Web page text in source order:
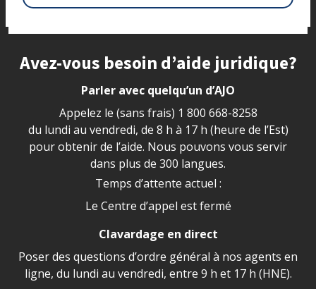
Site footer
Avez-vous besoin d’aide juridique?
Parler avec quelqu’un d’AJO
Appelez le (sans frais) 1 800 668-8258
du lundi au vendredi, de 8 h à 17 h (heure de l’Est)
pour obtenir de l’aide. Nous pouvons vous servir
dans plus de 300 langues.
Temps d’attente actuel :
Le Centre d’appel est fermé
Clavardage en direct
Poser des questions d’ordre général à nos agents en
ligne, du lundi au vendredi, entre 9 h et 17 h (HNE).